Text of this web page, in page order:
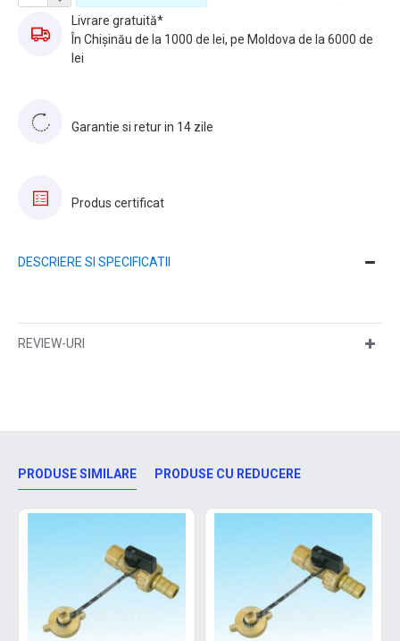
Livrare gratuită*
În Chișinău de la 1000 de lei, pe Moldova de la 6000 de
lei
Garantie si retur in 14 zile
Produs certificat
DESCRIERE SI SPECIFICATII
REVIEW-URI
PRODUSE SIMILARE PRODUSE CU REDUCERE